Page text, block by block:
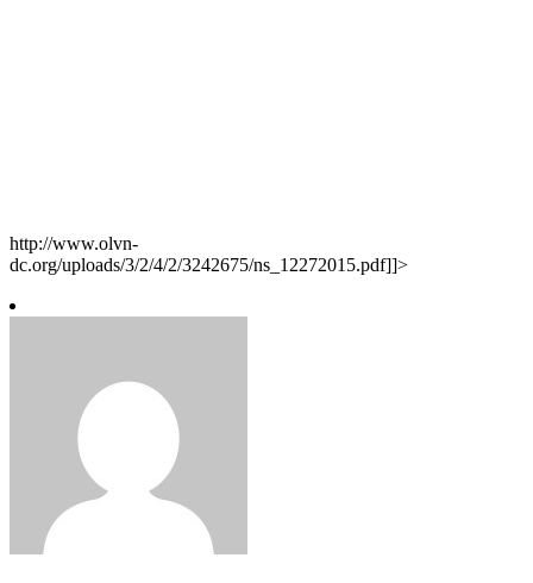
http://www.olvn-
dc.org/uploads/3/2/4/2/3242675/ns_12272015.pdf]]>